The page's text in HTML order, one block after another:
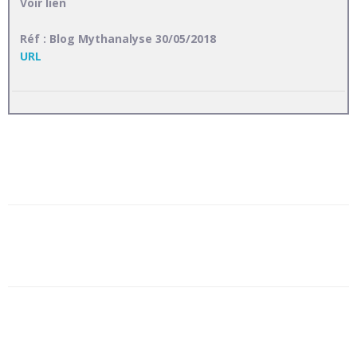
Réf : Blog Mythanalyse 30/05/2018
URL